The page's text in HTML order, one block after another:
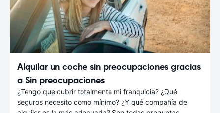
Alquilar un coche sin preocupaciones gracias
a Sin preocupaciones
¿Tengo que cubrir totalmente mi franquicia? ¿Qué
seguros necesito como mínimo? ¿Y qué compañía de